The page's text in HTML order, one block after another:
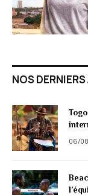
NOS
06/